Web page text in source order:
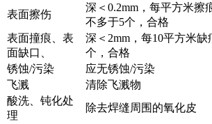
表面擦伤
深＜0.2mm，每平方米擦
不多于5个，合格
表面撞痕、表
面缺口、
深＜2mm，每10平方米缺
个，合格
锈蚀/污染
应无锈蚀/污染
飞溅
清除飞溅物
酸洗、钝化处
理
除去焊缝周围的氧化皮